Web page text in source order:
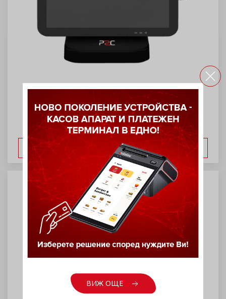
POS терминал P2C J-100
ВИЖ ОЩЕ
ВИЖ ОЩЕ